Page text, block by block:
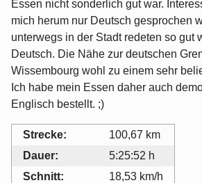
Essen nicht sonderlich gut war.
mich herum nur Deutsch gesprochen
unterwegs in der Stadt redeten so gut
Deutsch. Die Nähe zur deutschen
Wissembourg wohl zu einem sehr
Ich habe mein Essen daher auch
Englisch bestellt. ;)
Strecke:
100,67 km
Dauer:
5:25:52 h
Schnitt:
18,53 km/h